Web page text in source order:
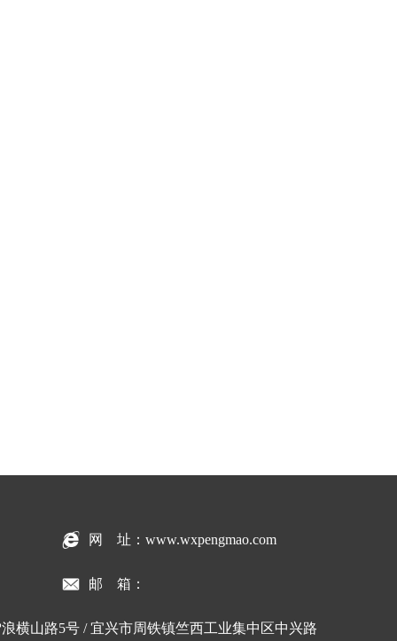
网 址：www.wxpengmao.com
邮 箱：
横山路5号 / 宜兴市周铁镇竺西工业集中区中兴路